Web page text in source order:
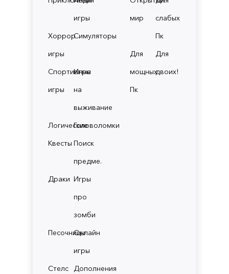
игры
Хоррор
игры
Симуляторы
Спортивные
игры
Игры
на
выживание
ЛогическиеГоловоломки
Квесты Поиск
предме.
Драки Игры
про
зомби
ПесочницыОнлайн
игры
Стелс
Дополнения
мир
слабых
Пк
Для
мощных
Пк
Для
двоих!